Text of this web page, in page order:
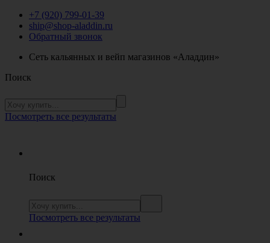
+7 (920) 799-01-39
ship@shop-aladdin.ru
Обратный звонок
Сеть кальянных и вейп магазинов «Аладдин»
Поиск
Посмотреть все результаты
Поиск
Посмотреть все результаты